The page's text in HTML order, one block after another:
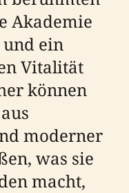
Akademie
und ein
Vitalität
können
moderner
was sie
macht,